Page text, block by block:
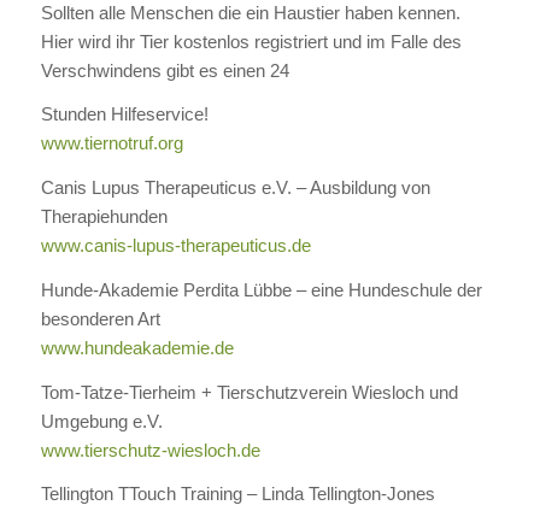
Sollten alle Menschen die ein Haustier haben kennen.
Hier wird ihr Tier kostenlos registriert und im Falle des
Verschwindens gibt es einen 24
Stunden Hilfeservice!
www.tiernotruf.org
Canis Lupus Therapeuticus e.V. – Ausbildung von
Therapiehunden
www.canis-lupus-therapeuticus.de
Hunde-Akademie Perdita Lübbe – eine Hundeschule der
besonderen Art
www.hundeakademie.de
Tom-Tatze-Tierheim + Tierschutzverein Wiesloch und
Umgebung e.V.
www.tierschutz-wiesloch.de
Tellington TTouch Training – Linda Tellington-Jones